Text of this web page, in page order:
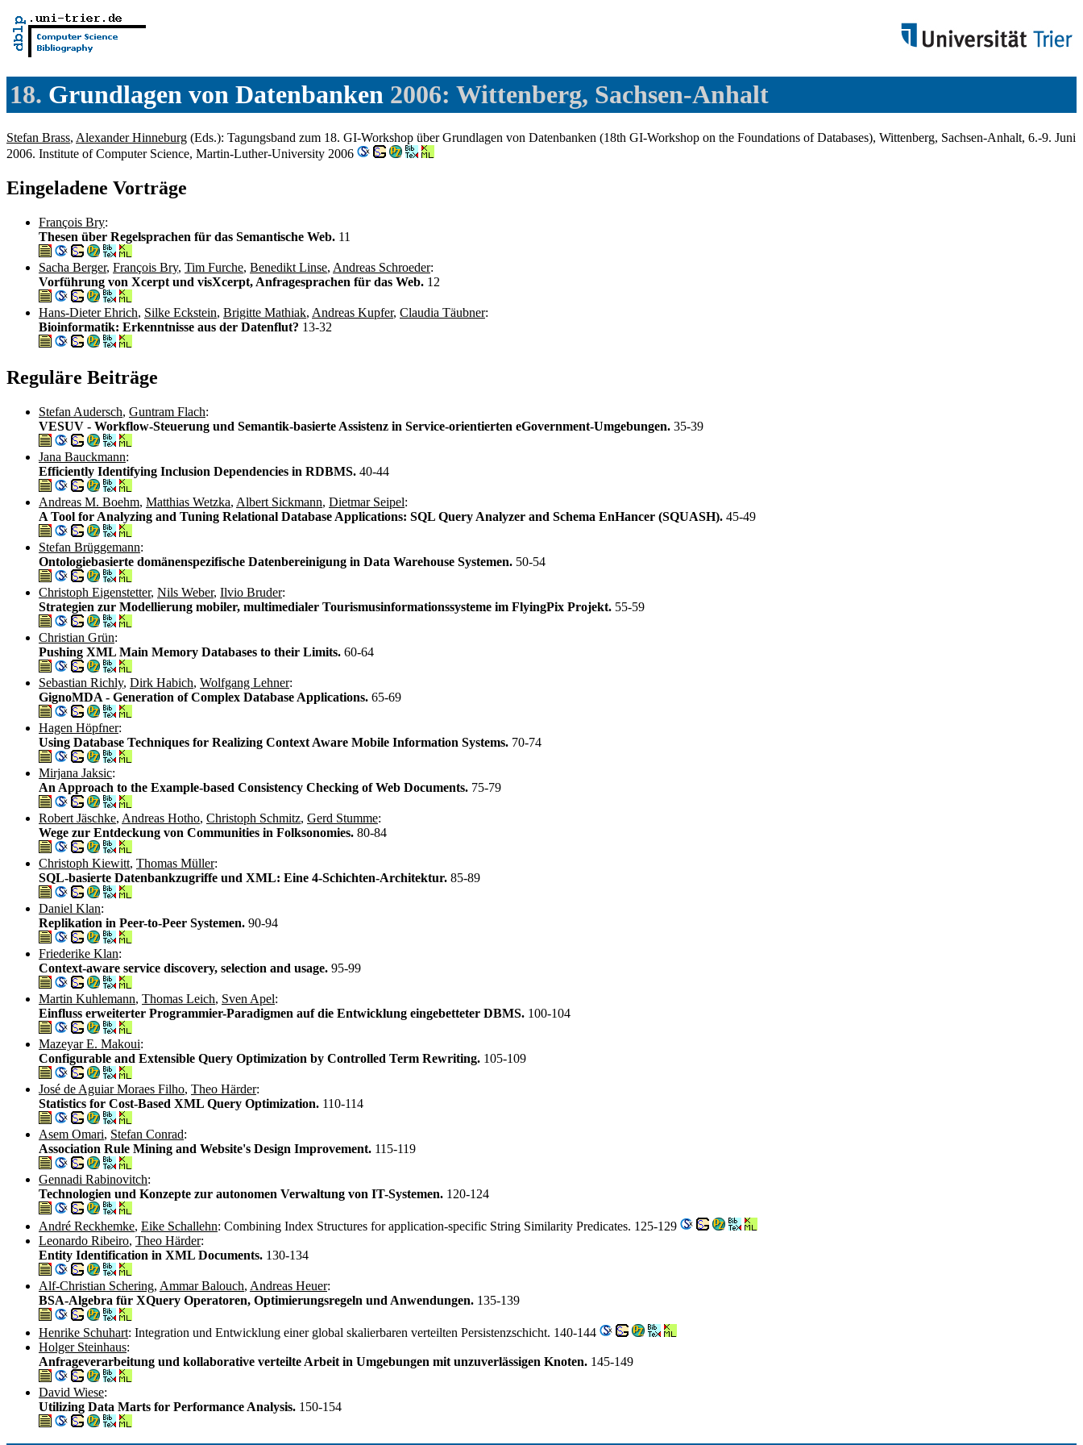
18. Grundlagen von Datenbanken 2006: Wittenberg, Sachsen-Anhalt
Stefan Brass, Alexander Hinneburg (Eds.): Tagungsband zum 18. GI-Workshop über Grundlagen von Datenbanken (18th GI-Workshop on the Foundations of Databases), Wittenberg, Sachsen-Anhalt, 6.-9. Juni
2006. Institute of Computer Science, Martin-Luther-University 2006
Eingeladene Vorträge
François Bry:
Thesen über Regelsprachen für das Semantische Web. 11
Sacha Berger, François Bry, Tim Furche, Benedikt Linse, Andreas Schroeder:
Vorführung von Xcerpt und visXcerpt, Anfragesprachen für das Web. 12
Hans-Dieter Ehrich, Silke Eckstein, Brigitte Mathiak, Andreas Kupfer, Claudia Täubner:
Bioinformatik: Erkenntnisse aus der Datenflut? 13-32
Reguläre Beiträge
Stefan Audersch, Guntram Flach:
VESUV - Workflow-Steuerung und Semantik-basierte Assistenz in Service-orientierten eGovernment-Umgebungen. 35-39
Jana Bauckmann:
Efficiently Identifying Inclusion Dependencies in RDBMS. 40-44
Andreas M. Boehm, Matthias Wetzka, Albert Sickmann, Dietmar Seipel:
A Tool for Analyzing and Tuning Relational Database Applications: SQL Query Analyzer and Schema EnHancer (SQUASH). 45-49
Stefan Brüggemann:
Ontologiebasierte domänenspezifische Datenbereinigung in Data Warehouse Systemen. 50-54
Christoph Eigenstetter, Nils Weber, Ilvio Bruder:
Strategien zur Modellierung mobiler, multimedialer Tourismusinformationssysteme im FlyingPix Projekt. 55-59
Christian Grün:
Pushing XML Main Memory Databases to their Limits. 60-64
Sebastian Richly, Dirk Habich, Wolfgang Lehner:
GignoMDA - Generation of Complex Database Applications. 65-69
Hagen Höpfner:
Using Database Techniques for Realizing Context Aware Mobile Information Systems. 70-74
Mirjana Jaksic:
An Approach to the Example-based Consistency Checking of Web Documents. 75-79
Robert Jäschke, Andreas Hotho, Christoph Schmitz, Gerd Stumme:
Wege zur Entdeckung von Communities in Folksonomies. 80-84
Christoph Kiewitt, Thomas Müller:
SQL-basierte Datenbankzugriffe und XML: Eine 4-Schichten-Architektur. 85-89
Daniel Klan:
Replikation in Peer-to-Peer Systemen. 90-94
Friederike Klan:
Context-aware service discovery, selection and usage. 95-99
Martin Kuhlemann, Thomas Leich, Sven Apel:
Einfluss erweiterter Programmier-Paradigmen auf die Entwicklung eingebetteter DBMS. 100-104
Mazeyar E. Makoui:
Configurable and Extensible Query Optimization by Controlled Term Rewriting. 105-109
José de Aguiar Moraes Filho, Theo Härder:
Statistics for Cost-Based XML Query Optimization. 110-114
Asem Omari, Stefan Conrad:
Association Rule Mining and Website's Design Improvement. 115-119
Gennadi Rabinovitch:
Technologien und Konzepte zur autonomen Verwaltung von IT-Systemen. 120-124
André Reckhemke, Eike Schallehn: Combining Index Structures for application-specific String Similarity Predicates. 125-129
Leonardo Ribeiro, Theo Härder:
Entity Identification in XML Documents. 130-134
Alf-Christian Schering, Ammar Balouch, Andreas Heuer:
BSA-Algebra für XQuery Operatoren, Optimierungsregeln und Anwendungen. 135-139
Henrike Schuhart: Integration und Entwicklung einer global skalierbaren verteilten Persistenzschicht. 140-144
Holger Steinhaus:
Anfrageverarbeitung und kollaborative verteilte Arbeit in Umgebungen mit unzuverlässigen Knoten. 145-149
David Wiese:
Utilizing Data Marts for Performance Analysis. 150-154